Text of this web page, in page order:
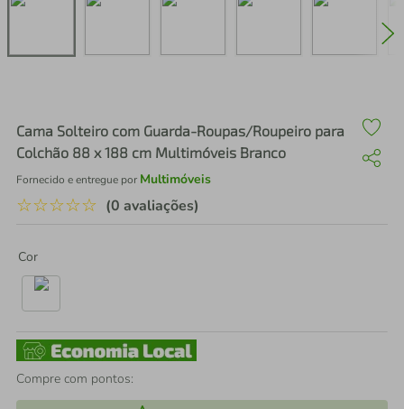
Cama Solteiro com Guarda-Roupas/Roupeiro para
Colchão 88 x 188 cm Multimóveis Branco
Fornecido e entregue por Multimóveis
☆☆☆☆☆ (0 avaliações)
Cor
Compre com pontos: